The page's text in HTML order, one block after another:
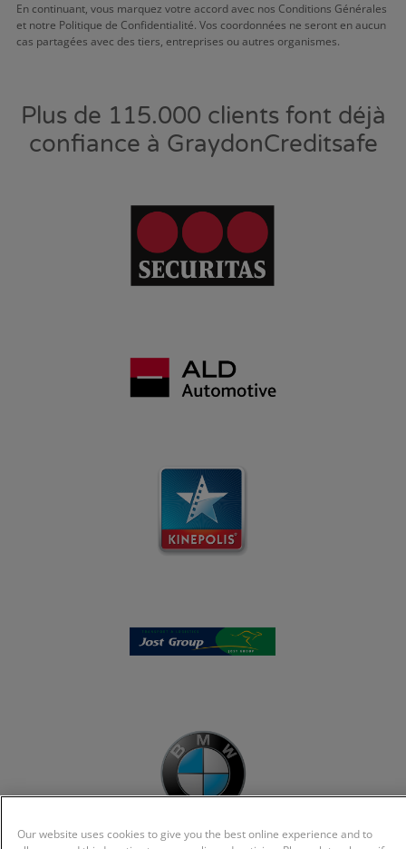
En continuant, vous marquez votre accord avec nos Conditions Générales
et notre Politique de Confidentialité. Vos coordonnées ne seront en aucun
cas partagées avec des tiers, entreprises ou autres organismes.
Plus de 115.000 clients font déjà
confiance à GraydonCreditsafe
Our website uses cookies to give you the best online experience and to